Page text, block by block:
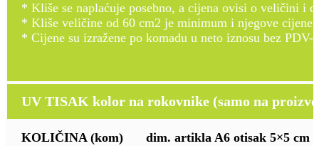
* Kliše se naplaćuje posebno, a cijena ovisi o veličini i
* Kliše veličine od 60 cm2 je minimum i njegove cijene
* Cijene su izražene po komadu u neto iznosu bez PDV-
UV TISAK kolor na rokovnike (samo na
KOLIČINA (kom) dim. artikla A6 otisak 5×5 cm